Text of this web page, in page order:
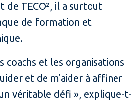
de TECO², il a surtout
de formation et
coachs et les organisations
et de m'aider à affiner
véritable défi », explique-t-